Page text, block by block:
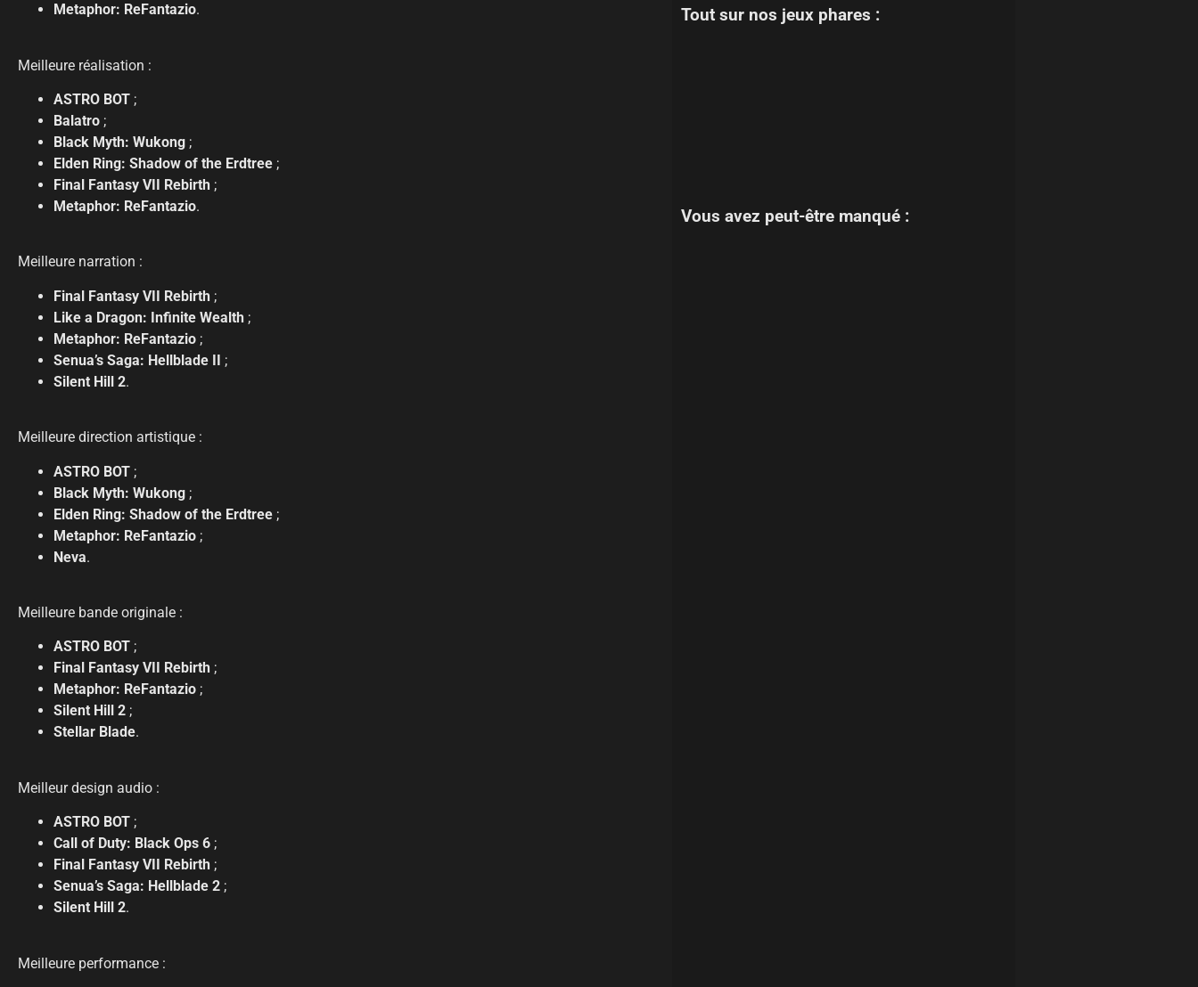
Metaphor: ReFantazio.
Meilleure réalisation :
ASTRO BOT ;
Balatro ;
Black Myth: Wukong ;
Elden Ring: Shadow of the Erdtree ;
Final Fantasy VII Rebirth ;
Metaphor: ReFantazio.
Meilleure narration :
Final Fantasy VII Rebirth ;
Like a Dragon: Infinite Wealth ;
Metaphor: ReFantazio ;
Senua’s Saga: Hellblade II ;
Silent Hill 2.
Meilleure direction artistique :
ASTRO BOT ;
Black Myth: Wukong ;
Elden Ring: Shadow of the Erdtree ;
Metaphor: ReFantazio ;
Neva.
Meilleure bande originale :
ASTRO BOT ;
Final Fantasy VII Rebirth ;
Metaphor: ReFantazio ;
Silent Hill 2 ;
Stellar Blade.
Meilleur design audio :
ASTRO BOT ;
Call of Duty: Black Ops 6 ;
Final Fantasy VII Rebirth ;
Senua’s Saga: Hellblade 2 ;
Silent Hill 2.
Meilleure performance :
Tout sur nos jeux phares :
Vous avez peut-être manqué :